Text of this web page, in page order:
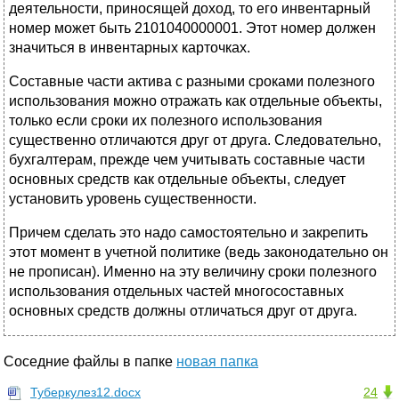
деятельности, приносящей доход, то его инвентарный
номер может быть 2101040000001. Этот номер должен
значиться в инвентарных карточках.
Составные части актива с разными сроками полезного
использования можно отражать как отдельные объекты,
только если сроки их полезного использования
существенно отличаются друг от друга. Следовательно,
бухгалтерам, прежде чем учитывать составные части
основных средств как отдельные объекты, следует
установить уровень существенности.
Причем сделать это надо самостоятельно и закрепить
этот момент в учетной политике (ведь законодательно он
не прописан). Именно на эту величину сроки полезного
использования отдельных частей многосоставных
основных средств должны отличаться друг от друга.
Соседние файлы в папке новая папка
24
Туберкулез12.docx